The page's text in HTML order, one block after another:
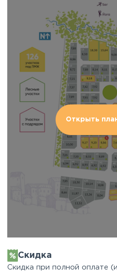
Открыть
Скидка
Скидка при полной оплате